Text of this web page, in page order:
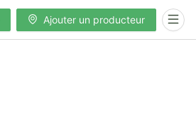
Ajouter un producteur